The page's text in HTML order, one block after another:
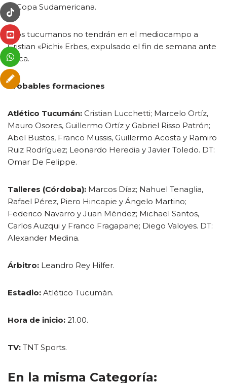
la Copa Sudamericana.
Y los tucumanos no tendrán en el mediocampo a
Cristian «Pichi» Erbes, expulsado el fin de semana ante
Boca.
Probables formaciones
Atlético Tucumán: Cristian Lucchetti; Marcelo Ortíz,
Mauro Osores, Guillermo Ortíz y Gabriel Risso Patrón;
Abel Bustos, Franco Mussis, Guillermo Acosta y Ramiro
Ruiz Rodríguez; Leonardo Heredia y Javier Toledo. DT:
Omar De Felippe.
Talleres (Córdoba): Marcos Díaz; Nahuel Tenaglia,
Rafael Pérez, Piero Hincapie y Ángelo Martino;
Federico Navarro y Juan Méndez; Michael Santos,
Carlos Auzqui y Franco Fragapane; Diego Valoyes. DT:
Alexander Medina.
Árbitro: Leandro Rey Hilfer.
Estadio: Atlético Tucumán.
Hora de inicio: 21.00.
TV: TNT Sports.
En la misma Categoría: